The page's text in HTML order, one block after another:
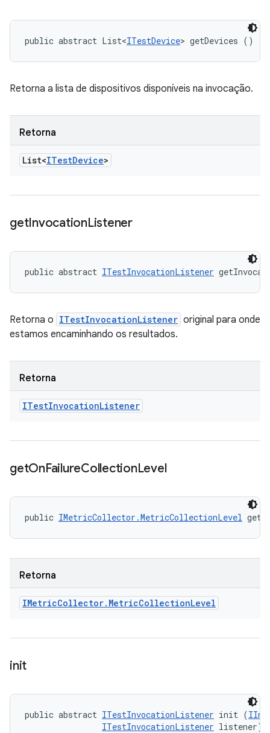
public abstract List<ITestDevice> getDevices ()
Retorna a lista de dispositivos disponíveis na invocação.
Retorna
List<ITestDevice>
getInvocationListener
public abstract ITestInvocationListener
Retorna o ITestInvocationListener original para onde
estamos encaminhando os resultados.
Retorna
ITestInvocationListener
getOnFailureCollectionLevel
public IMetricCollector.MetricCollectionLevel
Retorna
IMetricCollector. MetricCollectionLevel
init
public abstract ITestInvocationListener init (
ITestInvocationListener listener)